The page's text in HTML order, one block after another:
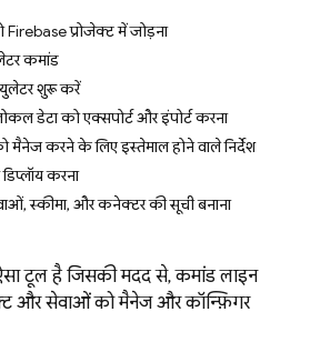
प्रोजेक्ट में जोड़ना
कमांड
शुरू करें
डेटा को एक्सपोर्ट और इंपोर्ट करना
करने के लिए इस्तेमाल होने वाले निर्देश
करना
स्कीमा, और कनेक्टर की सूची बनाना
टूल है जिसकी मदद से, कमांड लाइन
और सेवाओं को मैनेज और कॉन्फ़िगर